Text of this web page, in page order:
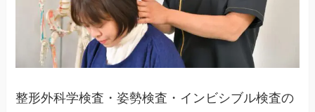
整形外科学検査・姿勢検査・インビシブル検査の